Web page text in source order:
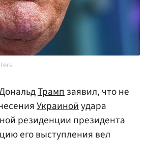
Трампзаявил, что не
Украинойудара
резиденции президента
его выступления вел